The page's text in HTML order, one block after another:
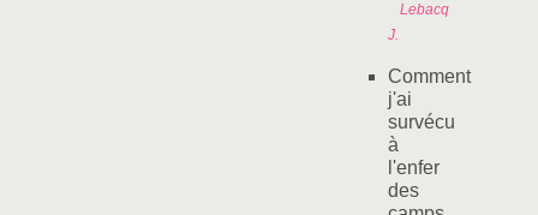
Lebacq
J.
Comment
j'ai
survécu
à
l'enfer
des